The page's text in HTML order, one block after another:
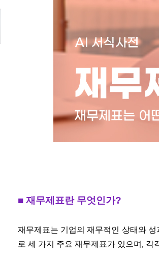
■ 재무제표란 무엇인가?
재무제표는 기업의 재무적인 상태와
로 세 가지 주요 재무제표가 있으며, 각